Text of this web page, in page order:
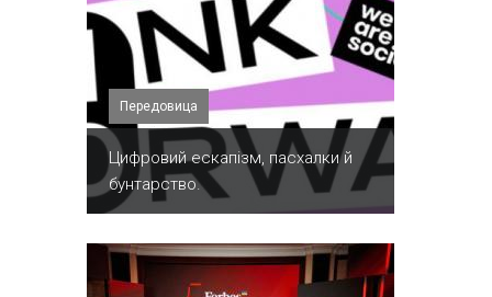
Передовица
​Цифровий ескапізм, пасхалки й
бунтарство.